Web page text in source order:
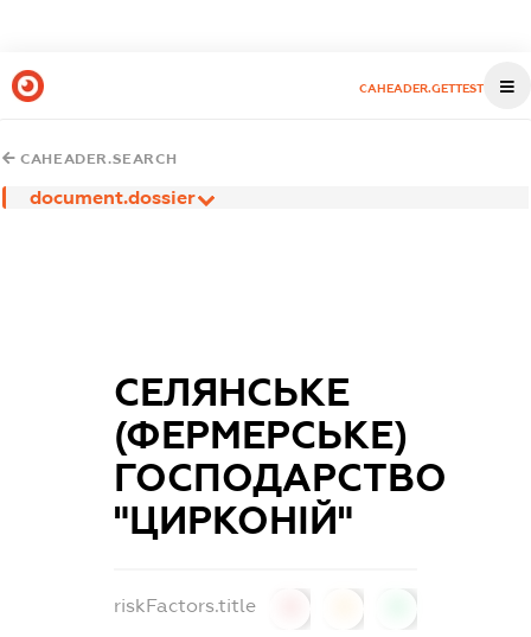
CAHEADER.GETTEST
CAHEADER.SEARCH
document.dossier
СЕЛЯНСЬКЕ
(ФЕРМЕРСЬКЕ)
ГОСПОДАРСТВО
"ЦИРКОНІЙ"
riskFactors.title